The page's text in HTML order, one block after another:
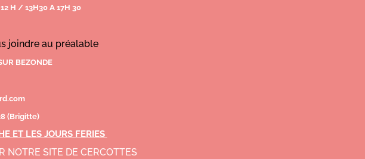
H / 13H30 A 17H 30
joindre au préalable
BEZONDE
(Brigitte)
ET LES JOURS FERIES
NOTRE SITE DE CERCOTTES